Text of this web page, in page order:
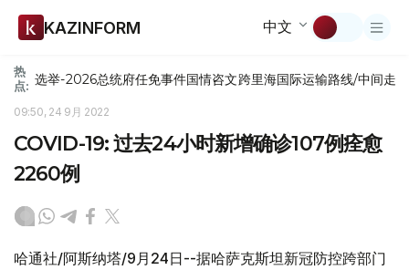
KAZINFORM 中文
热
点: 选举-2026总统府任免事件国情咨文跨里海国际运输路线/中间走廊
09:50, 24 9月 2022
COVID-19: 过去24小时新增确诊107例痊愈
2260例
哈通社/阿斯纳塔/9月24日--据哈萨克斯坦新冠防控跨部门